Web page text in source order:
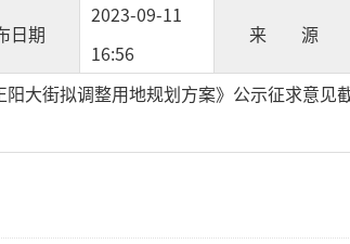
日期
2023-09-11
16:56
来 源
大街拟调整用地规划方案》公示征求意